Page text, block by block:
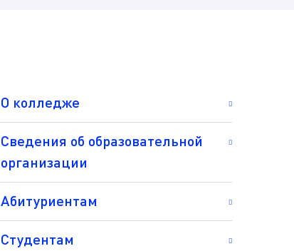
О колледже
Сведения об образовательной
организации
Абитуриентам
Студентам